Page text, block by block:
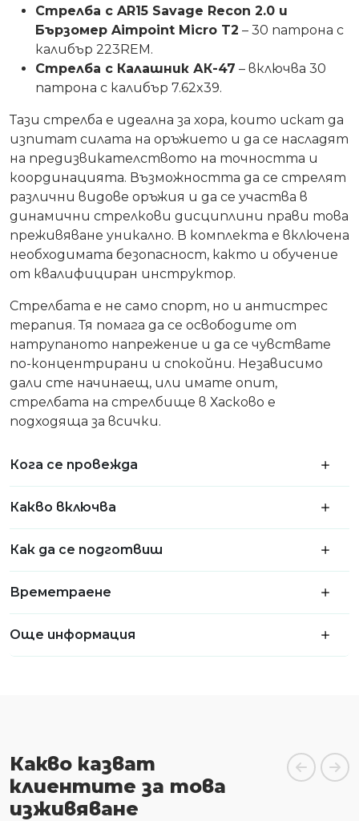
Стрелба с AR15 Savage Recon 2.0 и
Бързомер Aimpoint Micro T2 – 30 патрона с
калибър 223REM.
Стрелба с Калашник АК-47 – включва 30
патрона с калибър 7.62x39.
Тази стрелба е идеална за хора, които искат да
изпитат силата на оръжието и да се насладят
на предизвикателството на точността и
координацията. Възможността да се стрелят
различни видове оръжия и да се участва в
динамични стрелкови дисциплини прави това
преживяване уникално. В комплекта е включена
необходимата безопасност, както и обучение
от квалифициран инструктор.
Стрелбата е не само спорт, но и антистрес
терапия. Тя помага да се освободите от
натрупаното напрежение и да се чувствате
по-концентрирани и спокойни. Независимо
дали сте начинаещ, или имате опит,
стрелбата на стрелбище в Хасково е
подходяща за всички.
Кога се провежда
Какво включва
Как да се подготвиш
Времетраене
Още информация
Какво казват
клиентите за това
изживяване